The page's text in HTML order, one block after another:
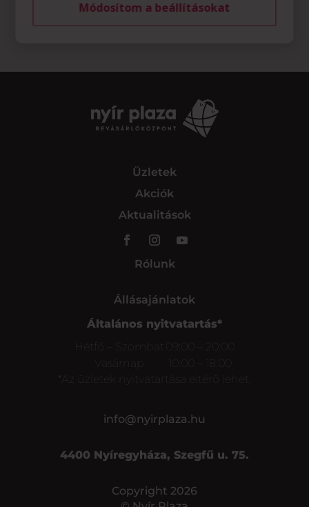
Üzletek
Akciók
Aktualitások
Rólunk
Állásajánlatok
Általános nyitvatartás*
Hétfő – Szombat
09:00 – 20:00
Vasárnap
*Az üzletek nyitvatartása eltérő lehet.
info@nyirplaza.hu
4400 Nyíregyháza, Szegfű u. 75.
Copyright 2026
Módosítom a beállításokat